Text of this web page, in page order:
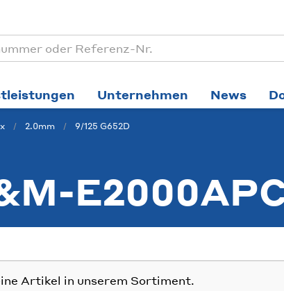
Unternehmen News
2.0mm 9/125 G652D
Artikel in unserem Sortiment.